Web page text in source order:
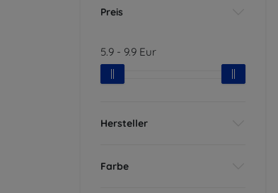
Preis
5.9 - 9.9 Eur
Hersteller
Farbe